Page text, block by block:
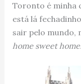
Toronto é minha
está lá
sair pelo mundo,
home sweet